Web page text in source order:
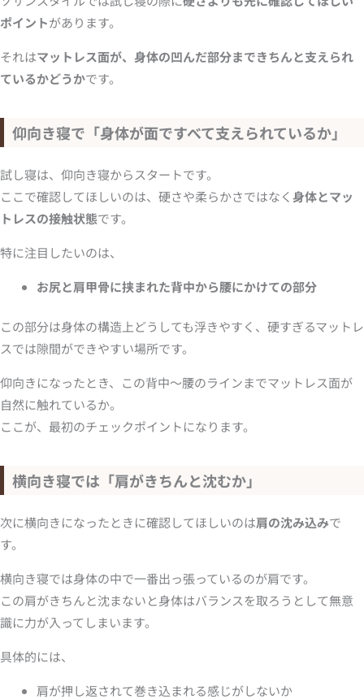
ポイントがあります。
それはマットレス面が、身体の凹んだ部分まできちんと支えられ
ているかどうかです。
仰向き寝で「身体が面ですべて支えられているか」
試し寝は、仰向き寝からスタートです。
ここで確認してほしいのは、硬さや柔らかさではなく 身体とマッ
トレスの接触状態です。
特に注目したいのは、
お尻と肩甲骨に挟まれた背中から腰にかけての部分
この部分は身体の構造上どうしても浮きやすく、硬すぎるマットレ
スでは隙間ができやすい場所です。
仰向きになったとき、この背中〜腰のラインまでマットレス面が
自然に触れているか。
ここが、最初のチェックポイントになります。
横向き寝では「肩がきちんと沈むか」
次に横向きになったときに確認してほしいのは肩の沈み込みで
す。
横向き寝では身体の中で一番出っ張っているのが肩です。
この肩がきちんと沈まないと身体はバランスを取ろうとして無意
識に力が入ってしまいます。
具体的には、
肩が押し返されて巻き込まれる感じがしないか